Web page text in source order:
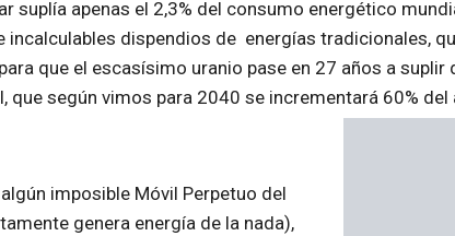
suplía apenas el 2,3% del consumo energético
incalculables dispendios de energías tradicionales,
que el escasísimo uranio pase en 27 años a suplir
que según vimos para 2040 se incrementará 60% del
imposible Móvil Perpetuo del
genera energía de la nada),